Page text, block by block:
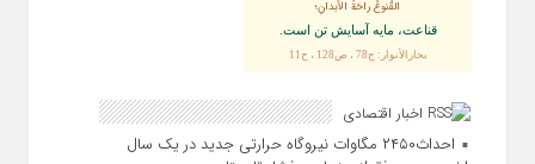
القُنوعُ راحَةُ الأبدانِ؛
قناعت، مايه آسايش تن است.
بحارالأنوار: ج78 ، ص128 ، ح11
اخبار اقتصادی
احداث۲۴۵۰ مگاوات نیروگاه حرارتی جدید در یک سال